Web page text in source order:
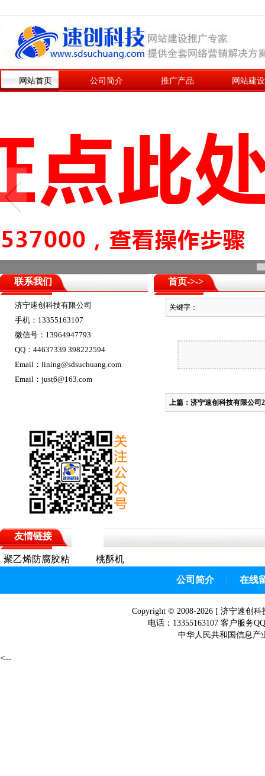
网站首页 公司简介 推广产品 网站建设
首页->->
关键字：
上篇： 济宁速创科技有限公司
联系我们
济宁速创科技有限公司
手机：13355163107
微信号：13964947793
QQ：44637339 398222594
Email：lining@sdsuchuang.com
Email：just6@163.com
友情链接
聚乙烯防腐胶粘
桃酥机
公司简介 | 在线
Copyright © 2008-2026 [ 济宁速创科
电话：13355163107 客户服务
中华人民共和国信息产
<--